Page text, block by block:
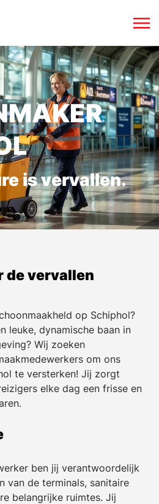
is vervallen.
de vervallen
op Schiphol?
leuke, dynamische baan in
Wij zoeken
om ons
te versterken! Jij zorgt
elke dag een frisse en
ben jij verantwoordelijk
van de terminals, sanitaire
belangrijke ruimtes. Jij